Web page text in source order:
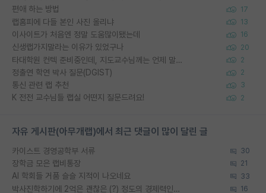
편애 하는 방법 17
랩홈피에 다들 본인 사진 올리냐 13
이사이트가 처음엔 정말 도움많이됐는데 16
신생랩가지말라는 이유가 있었구나 20
타대학원 컨텍 준비중인데, 지도교수님께는 언제 말씀드려야 할까요? 2
정출연 학연 박사 질문(DGIST) 2
통신 관련 랩 추천 3
K 전전 교수님들 랩실 어떤지 질문드려요! 2
자유 게시판(아무개랩)에서 최근 댓글이 많이 달린 글
카이스트 경영공학부 서류 30
장학금 모은 랩비통장 21
AI 학회들 거품 슬슬 지적이 나오네요 33
박사진학하기에 2억은 괜찮은 (?) 정도의 경제력인가요 16